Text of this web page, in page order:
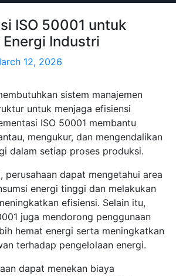
ISO 50001 untuk
Industri
12, 2026
sistem manajemen
untuk menjaga efisiensi
ISO 50001 membantu
mengukur, dan mengendalikan
dalam setiap proses produksi.
perusahaan dapat mengetahui area
energi tinggi dan melakukan
efisiensi. Selain itu,
juga mendorong penggunaan
hemat energi serta meningkatkan
terhadap pengelolaan energi.
dapat menekan biaya